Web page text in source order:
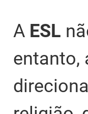
A ESL
entanto,